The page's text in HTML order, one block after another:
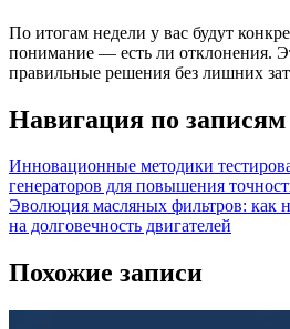
По итогам недели у вас будут
понимание — есть ли отклонения.
правильные решения без лишних
Навигация по записям
Инновационные методики
генераторов для повышения
Эволюция масляных фильтров: как
на долговечность двигателей
Похожие записи